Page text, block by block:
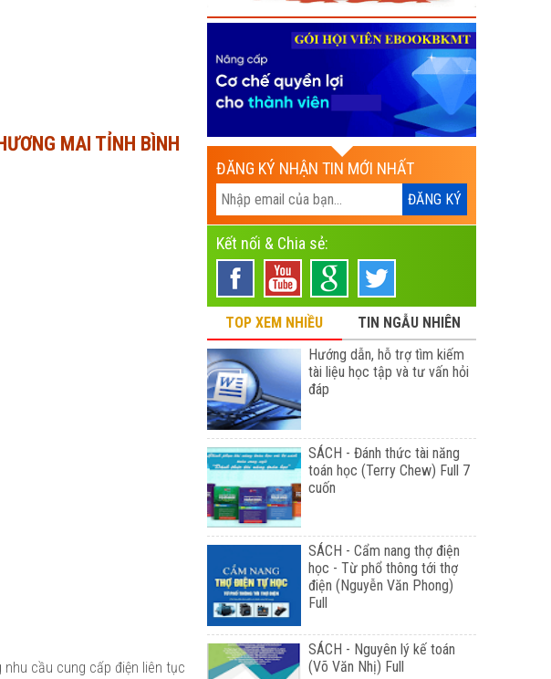
MAI TỈNH BÌNH
cầu cung cấp điện liên tục
ĐĂNG KÝ NHẬN TIN MỚI NHẤT
Kết nối & Chia sẻ:
TOP XEM NHIỀU
TIN NGẪU NHIÊN
Hướng dẫn, hỗ trợ tìm kiếm
tài liệu học tập và tư vấn hỏi
đáp
SÁCH - Đánh thức tài năng
toán học (Terry Chew) Full 7
cuốn
SÁCH - Cẩm nang thợ điện
học - Từ phổ thông tới thợ
điện (Nguyễn Văn Phong)
Full
SÁCH - Nguyên lý kế toán
(Võ Văn Nhị) Full